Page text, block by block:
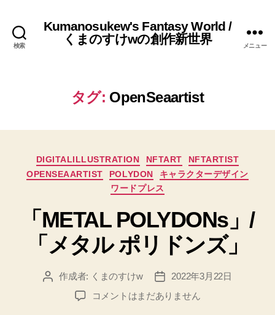
検索
Kumanosukew's Fantasy World /
くまのすけwの創作新世界
メニュー
タグ: OpenSeaartist
カ
テ
ゴ
リ
ー
DIGITALILLUSTRATION NFTART
NFTARTIST
OPENSEAARTIST
POLYDON
キャラクターデザイン
ワードプレス
「METAL POLYDONs」/
「メタル ポリドンズ」
投 作成者: くまのすけw
投
稿
日
2022年3月22日
「METAL
コメントはまだありません